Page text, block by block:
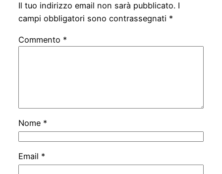
Il tuo indirizzo email non sarà pubblicato. I
campi obbligatori sono contrassegnati *
Commento *
Nome *
Email *